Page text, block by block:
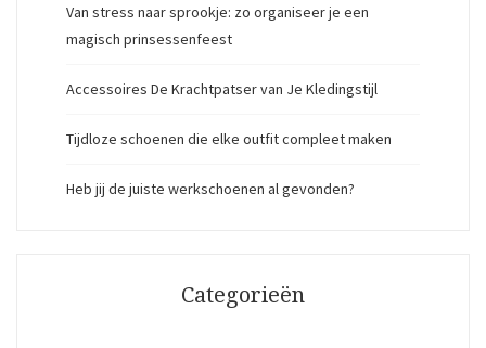
Van stress naar sprookje: zo organiseer je een
magisch prinsessenfeest
Accessoires De Krachtpatser van Je Kledingstijl
Tijdloze schoenen die elke outfit compleet maken
Heb jij de juiste werkschoenen al gevonden?
Categorieën